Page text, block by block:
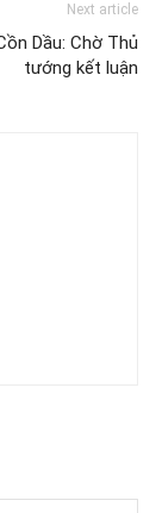
Next article
Dầu: Chờ Thủ
tướng kết luận